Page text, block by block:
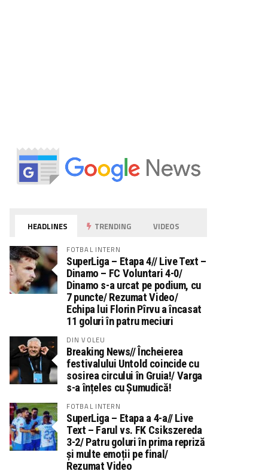
HEADLINES TRENDING VIDEOS
FOTBAL INTERN
SuperLiga – Etapa 4// Live Text –
Dinamo – FC Voluntari 4-0/
Dinamo s-a urcat pe podium, cu
7 puncte/ Rezumat Video/
Echipa lui Florin Pîrvu a încasat
11 goluri în patru meciuri
DIN VOLEU
Breaking News// Încheierea
festivalului Untold coincide cu
sosirea circului în Gruia!/ Varga
s-a înțeles cu Șumudică!
FOTBAL INTERN
SuperLiga – Etapa a 4-a// Live
Text – Farul vs. FK Csikszereda
3-2/ Patru goluri în prima repriză
și multe emoții pe final/
Rezumat Video